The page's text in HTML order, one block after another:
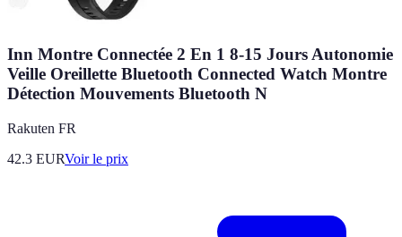
Inn Montre Connectée 2 En 1 8-15 Jours Autonomie
Veille Oreillette Bluetooth Connected Watch Montre
Détection Mouvements Bluetooth N
Rakuten FR
42.3 EURVoir le prix